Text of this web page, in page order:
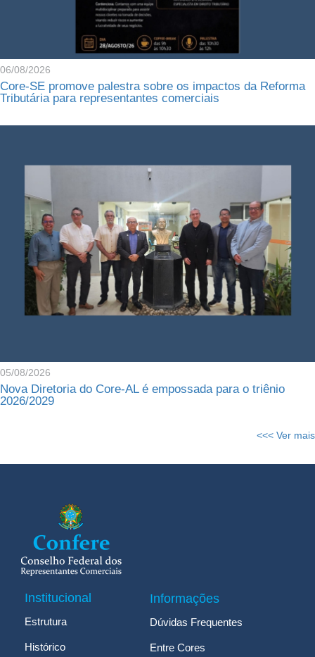
06/08/2026
Core-SE promove palestra sobre os impactos da Reforma
Tributária para representantes comerciais
05/08/2026
Nova Diretoria do Core-AL é empossada para o triênio
2026/2029
<<< Ver mais
Institucional
Estrutura
Histórico
Informações
Dúvidas Frequentes
Entre Cores